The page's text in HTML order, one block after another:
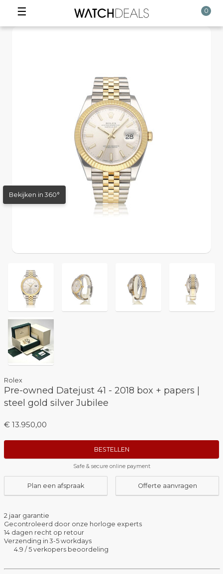
☰ 0
Bekijken in 360°
Rolex
Pre-owned Datejust 41 - 2018 box + papers |
steel gold silver Jubilee
€ 13.950,00
BESTELLEN
Safe & secure online payment
Plan een afspraak Offerte aanvragen
2 jaar garantie
Gecontroleerd door onze horloge experts
14 dagen recht op retour
Verzending in 3-5 workdays
4.9 / 5 verkopers beoordeling